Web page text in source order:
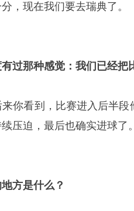
，现在我们要去瑞典了。
过那种感觉：我们已经把
你看到，比赛进入后半
压迫，最后也确实进球了。
方是什么？